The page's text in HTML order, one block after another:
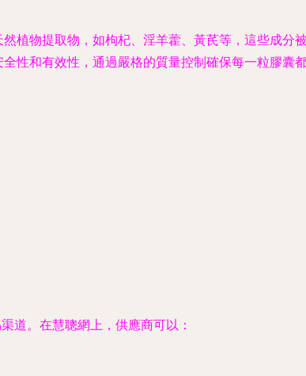
植物提取物，如枸杞、淫羊藿、黃芪等，這些成分
性和有效性，通過嚴格的質量控制確保每一粒膠囊都
道。在慧聰網上，供應商可以：